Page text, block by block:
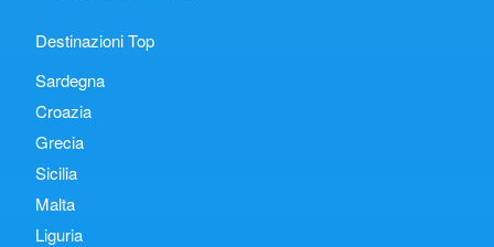
Destinazioni Top
Sardegna
Croazia
Grecia
Sicilia
Malta
Liguria